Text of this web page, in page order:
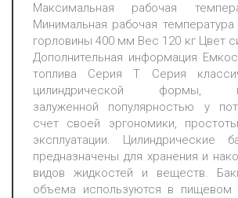
Максимальная рабочая
Минимальная рабочая
горловины 400 мм Вес 120 кг Цвет
Дополнительная информация
топлива Серия Т Серия
цилиндрической формы,
залуженной популярностью у
счет своей эргономики,
эксплуатации. Цилиндрические
предназначены для хранения и
видов жидкостей и веществ.
объема используются в пищевом